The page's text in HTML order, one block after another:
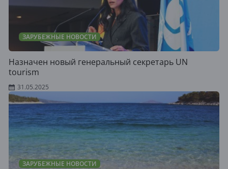
ЗАРУБЕЖНЫЕ НОВОСТИ
Назначен новый генеральный секретарь UN
tourism
31.05.2025
ЗАРУБЕЖНЫЕ НОВОСТИ